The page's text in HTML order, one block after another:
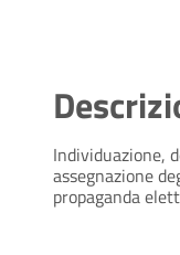
Individuazione,
assegnazione
propaganda